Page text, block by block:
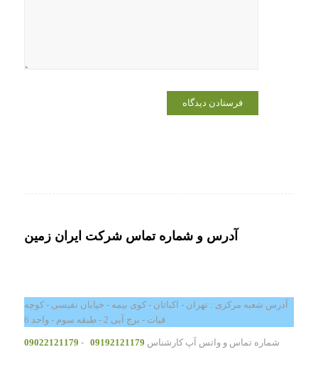
آدرس و شماره تماس شرکت ایران زمین
آدرس شعبه مرکزی : تهران - اکباتان - کوی بیمه - خیابان نفیسی - کوچه
فیات - برج آبی 2 - طبقه سوم - واحد 6
شماره تماس و واتس آپ کارشناس 09192121179
-
09022121179